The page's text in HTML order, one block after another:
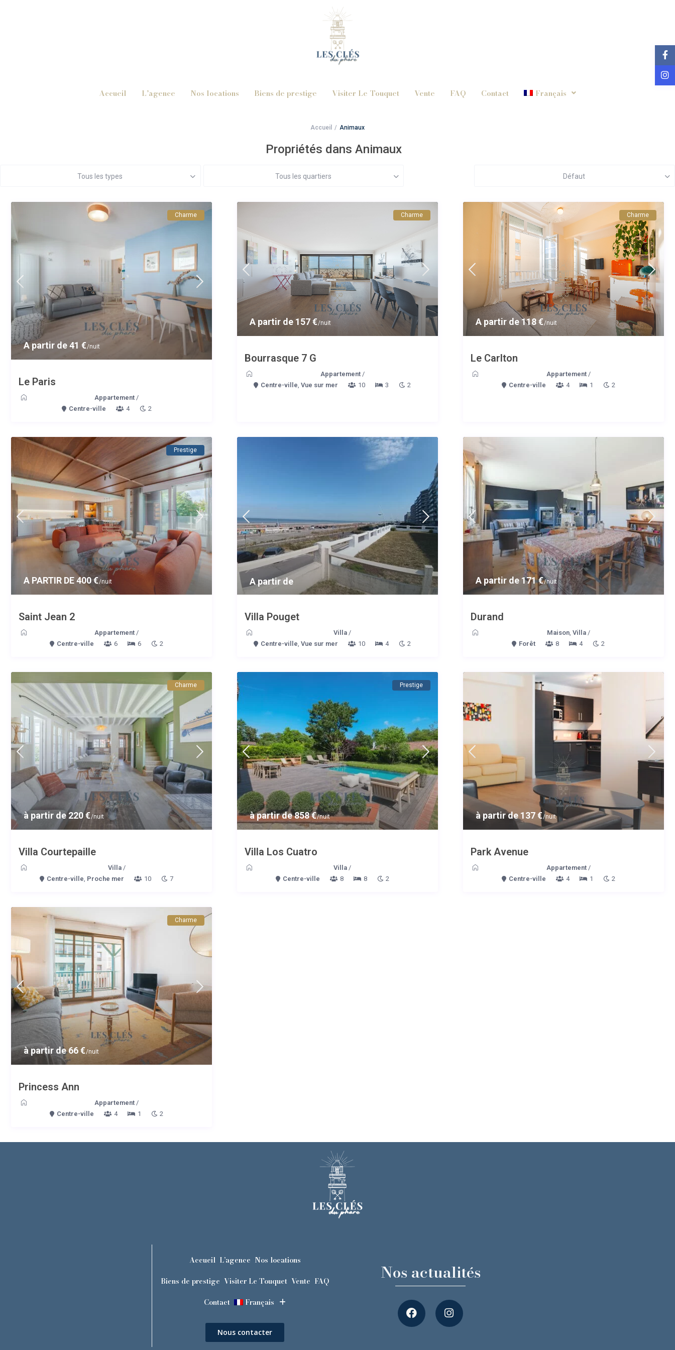
Accueil L’agence Nos locations Biens de prestige Visiter Le Touquet Vente FAQ Contact Français
Accueil Animaux
Propriétés dans Animaux
Tous les types Tous les quartiers Défaut
A partir de 41 €/nuit
Charme
Le Paris
Appartement /
Centre-ville
4 2
A partir de 157 €/nuit
Charme
Bourrasque 7 G
Appartement/
Centre-ville ,Vue sur mer 10 3 2
A partir de 118 €/nuit
Charme
Le Carlton
Appartement/
Centre-ville
4 1 2
A PARTIR DE 400 €/nuit
Prestige
Saint Jean 2
Appartement /
Centre-ville
6 6 2
A partir de
Villa Pouget
Villa /
Centre-ville ,Vue sur mer 10 4 2
A partir de 171 €/nuit
Durand
Maison, Villa/
Forêt
8 4 2
à partir de 220 €/nuit
Charme
Villa Courtepaille
Villa/
Centre-ville Proche mer 10 7
à partir de 858 €/nuit
Prestige
Villa Los Cuatro
Villa /
Centre-ville
8 8 2
à partir de 137 €/nuit
Park Avenue
Appartement/
Centre-ville
4 1 2
à partir de 66 €/nuit
Charme
Princess Ann
Appartement /
Centre-ville
4 1 2
Accueil L’agence Nos locations
Biens de prestige Visiter Le Touquet Vente FAQ
Contact
Français
Nous contacter
Nos actualités